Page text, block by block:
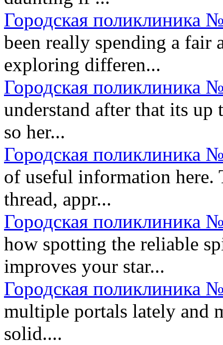
Городская поликлиника
been really spending a fair
exploring differen...
Городская поликлиника
understand after that its
so her...
Городская поликлиника
of useful information
thread, appr...
Городская поликлиника
how spotting the reliable
improves your star...
Городская поликлиника
multiple portals lately and
solid....